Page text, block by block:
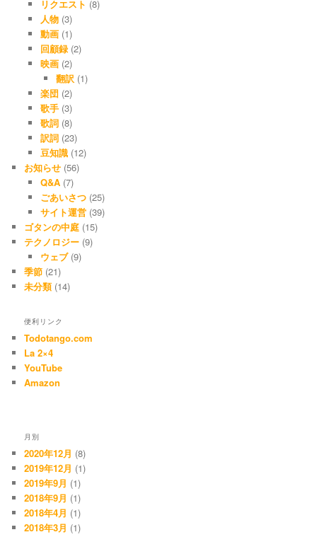
リクエスト (8)
人物(3)
動画(1)
回顧録(2)
映画(2)
翻訳 (1)
楽団(2)
歌手(3)
歌詞(8)
訳詞(23)
豆知識(12)
お知らせ (56)
Q&A(7)
ごあいさつ(25)
サイト運営(39)
ゴタンの中庭 (15)
テクノロジー (9)
ウェブ(9)
季節 (21)
未分類(14)
便利リンク
Todotango.com
La 2×4
YouTube
Amazon
月別
2020年12月 (8)
2019年12月 (1)
2019年9月 (1)
2018年9月 (1)
2018年4月 (1)
2018年3月 (1)